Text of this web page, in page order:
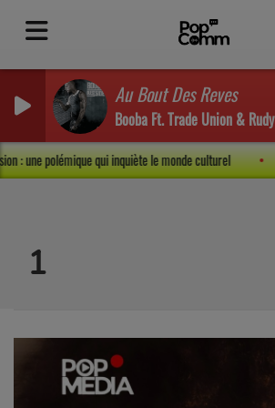
Au Bout Des Reves
Booba Ft. Trade Union & Rudy
: une polémique qui inquiète le monde culturel
1